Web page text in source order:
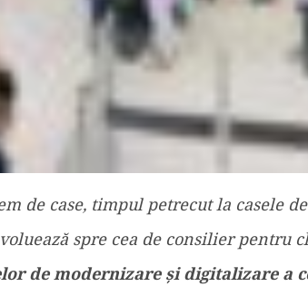
de case, timpul petrecut la casele
spre cea de consilier pentru
de modernizare și digitalizare